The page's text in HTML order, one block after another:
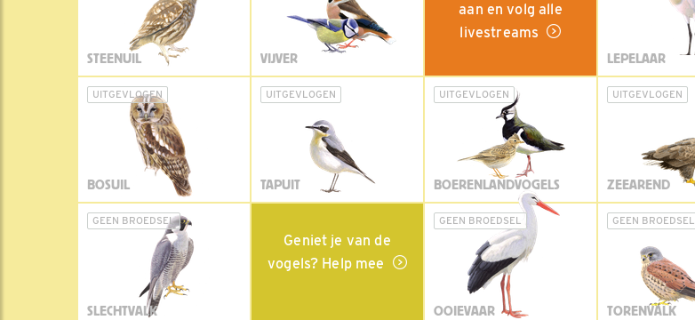
STEENUIL VIJVER
aan en volg alle
livestreams
LEPELAAR
UITGEVLOGEN
BOSUIL
UITGEVLOGEN
TAPUIT
UITGEVLOGEN
BOERENLANDVOGELS
UITGEVLOGEN
ZEEAREND
GEEN BROEDSEL
SLECHTVALK
Geniet je van de
vogels? Help mee
GEEN BROEDSEL
OOIEVAAR
GEEN BROEDSEL
TORENVALK